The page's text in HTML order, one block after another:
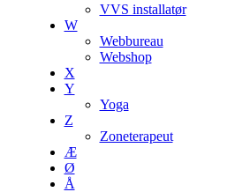
VVS installatør
W
Webbureau
Webshop
X
Y
Yoga
Z
Zoneterapeut
Æ
Ø
Å